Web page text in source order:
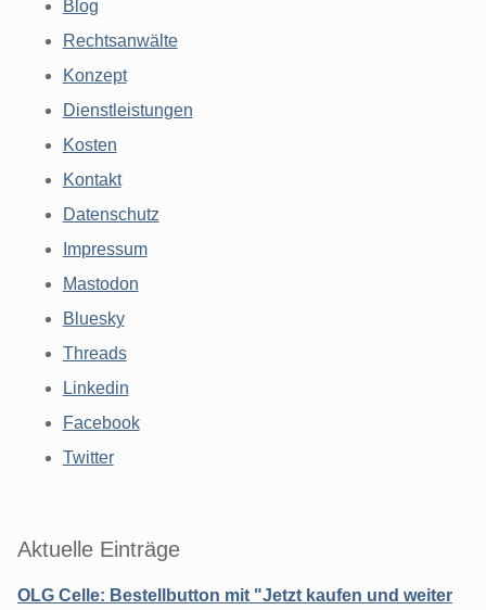
Blog
Rechtsanwälte
Konzept
Dienstleistungen
Kosten
Kontakt
Datenschutz
Impressum
Mastodon
Bluesky
Threads
Linkedin
Facebook
Twitter
Aktuelle Einträge
OLG Celle: Bestellbutton mit "Jetzt kaufen und weiter